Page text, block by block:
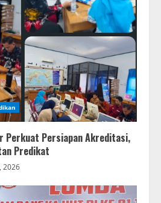
Perkuat Persiapan Akreditasi,
Predikat
2026